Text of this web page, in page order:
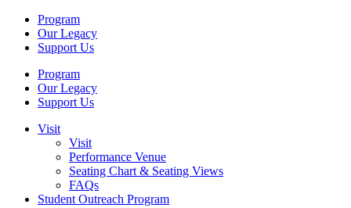
Program
Our Legacy
Support Us
Program
Our Legacy
Support Us
Visit
Visit
Performance Venue
Seating Chart & Seating Views
FAQs
Student Outreach Program